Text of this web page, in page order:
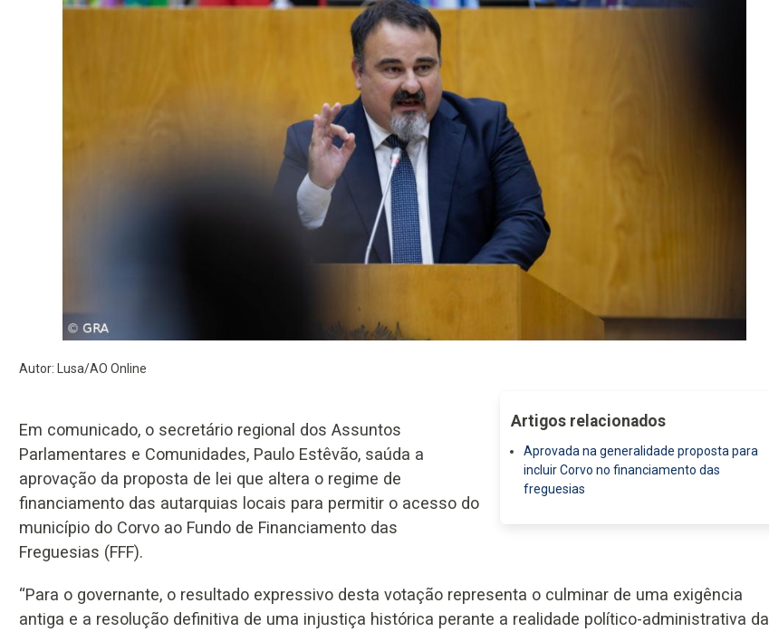
Autor: Lusa/AO Online
Artigos relacionados
Aprovada na generalidade proposta para
incluir Corvo no financiamento das
freguesias
Em comunicado, o secretário regional dos Assuntos
Parlamentares e Comunidades, Paulo Estêvão, saúda a
aprovação da proposta de lei que altera o regime de
financiamento das autarquias locais para permitir o acesso do
município do Corvo ao Fundo de Financiamento das
Freguesias (FFF).
“Para o governante, o resultado expressivo desta votação representa o culminar de uma exigência
antiga e a resolução definitiva de uma injustiça histórica perante a realidade político-administrativa da